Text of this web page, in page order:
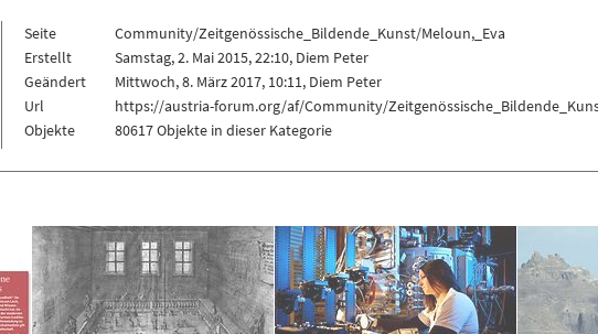
Seite
Community/Zeitgenössische_Bildende_Kunst/Meloun,_Eva
Erstellt
Samstag, 2. Mai 2015, 22:10, Diem Peter
Geändert
Mittwoch, 8. März 2017, 10:11, Diem Peter
Url
https://austria-forum.org/af/Community/
Objekte
80617 Objekte in dieser Kategorie